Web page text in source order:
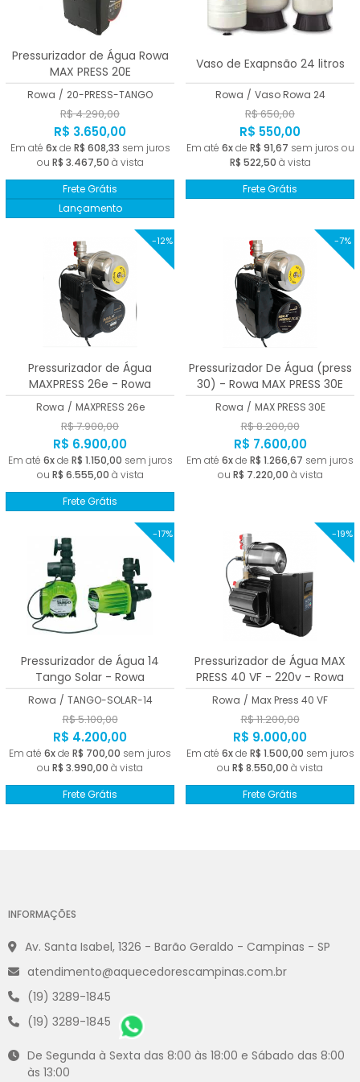
Pressurizador de Água Rowa
MAX PRESS 20E
Rowa / 20-PRESS-TANGO
R$ 4.290,00
R$ 3.650,00
Em até 6xde R$ 608,33 sem juros
ou R$ 3.467,50 à vista
Frete Grátis
Lançamento
Vaso de Exapnsão 24 litros
Rowa / Vaso Rowa 24
R$ 650,00
R$ 550,00
Em até 6xde R$ 91,67 sem juros ou
R$ 522,50 à vista
Frete Grátis
-12%
Pressurizador de Água
MAXPRESS 26e - Rowa
Rowa / MAXPRESS 26e
R$ 7.900,00
R$ 6.900,00
Em até 6xde R$ 1.150,00 sem juros
ou R$ 6.555,00 à vista
Frete Grátis
-7%
Pressurizador De Água (press
30) - Rowa MAX PRESS 30E
Rowa / MAX PRESS 30E
R$ 8.200,00
R$ 7.600,00
Em até 6xde R$ 1.266,67 sem juros
ou R$ 7.220,00 à vista
-17%
Pressurizador de Água 14
Tango Solar - Rowa
Rowa / TANGO-SOLAR-14
R$ 5.100,00
R$ 4.200,00
Em até 6xde R$ 700,00 sem juros
ou R$ 3.990,00 à vista
Frete Grátis
-19%
Pressurizador de Água MAX
PRESS 40 VF - 220v - Rowa
Rowa / Max Press 40 VF
R$ 11.200,00
R$ 9.000,00
Em até 6xde R$ 1.500,00 sem juros
ou R$ 8.550,00 à vista
Frete Grátis
INFORMAÇÕES
Av. Santa Isabel, 1326 - Barão Geraldo - Campinas - SP
atendimento@aquecedorescampinas.com.br
(19) 3289-1845
(19) 3289-1845
De Segunda à Sexta das 8:00 às 18:00 e Sábado das 8:00
às 13:00